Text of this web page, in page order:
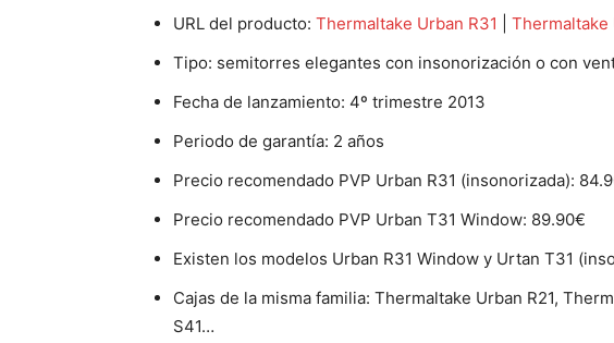
URL del producto: Thermaltake Urban R31
Thermaltake
Tipo: semitorres elegantes con insonorización o con
Fecha de lanzamiento: 4º trimestre 2013
Periodo de garantía: 2 años
Precio recomendado PVP Urban R31 (insonorizada):
Precio recomendado PVP Urban T31 Window: 89.90€
Existen los modelos Urban R31 Window y Urtan T31
Cajas de la misma familia: Thermaltake Urban R21,
S41…